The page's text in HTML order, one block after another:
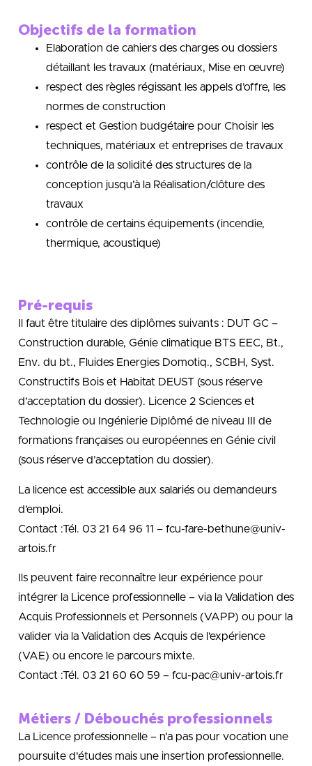
Objectifs de la formation
Elaboration de cahiers des charges ou dossiers
détaillant les travaux (matériaux, Mise en œuvre)
respect des règles régissant les appels d’offre, les
normes de construction
respect et Gestion budgétaire pour Choisir les
techniques, matériaux et entreprises de travaux
contrôle de la solidité des structures de la
conception jusqu’à la Réalisation/clôture des
travaux
contrôle de certains équipements (incendie,
thermique, acoustique)
Pré-requis
Il faut être titulaire des diplômes suivants : DUT GC –
Construction durable, Génie climatique BTS EEC, Bt.,
Env. du bt., Fluides Energies Domotiq., SCBH, Syst.
Constructifs Bois et Habitat DEUST (sous réserve
d’acceptation du dossier). Licence 2 Sciences et
Technologie ou Ingénierie Diplômé de niveau III de
formations françaises ou européennes en Génie civil
(sous réserve d’acceptation du dossier).
La licence est accessible aux salariés ou demandeurs
d’emploi.
Contact :Tél. 03 21 64 96 11 – fcu-fare-bethune@univ-
artois.fr
Ils peuvent faire reconnaître leur expérience pour
intégrer la Licence professionnelle – via la Validation des
Acquis Professionnels et Personnels (VAPP) ou pour la
valider via la Validation des Acquis de l’expérience
(VAE) ou encore le parcours mixte.
Contact :Tél. 03 21 60 60 59 – fcu-pac@univ-artois.fr
Métiers / Débouchés professionnels
La Licence professionnelle – n'a pas pour vocation une
poursuite d'études mais une insertion professionnelle.